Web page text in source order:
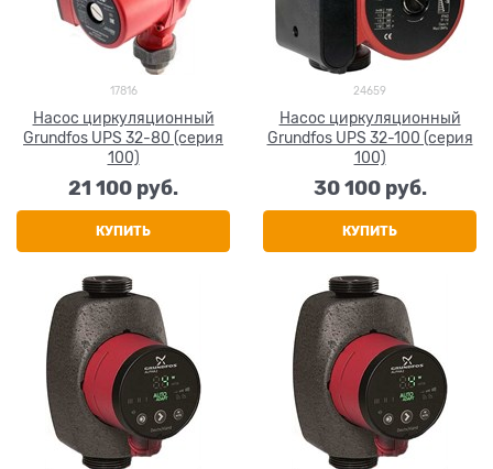
17816
Насос циркуляционный
Grundfos UPS 32-80 (серия
100)
21 100 руб.
КУПИТЬ
24659
Насос циркуляционный
Grundfos UPS 32-100 (серия
100)
30 100 руб.
КУПИТЬ